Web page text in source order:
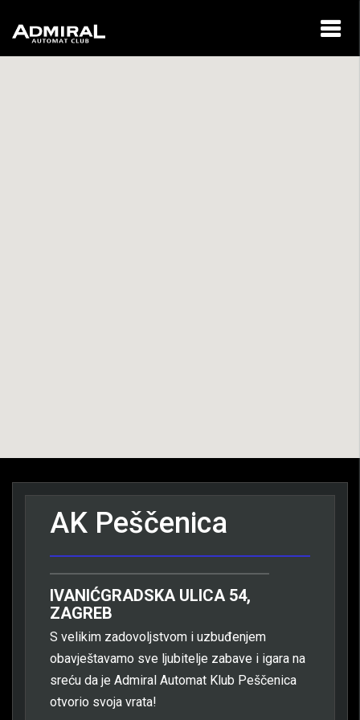
AK Peščenica
IVANIĆGRADSKA ULICA 54,
ZAGREB
S velikim zadovoljstvom i uzbuđenjem
obavještavamo sve ljubitelje zabave i igara na
sreću da je Admiral Automat Klub Peščenica
otvorio svoja vrata!